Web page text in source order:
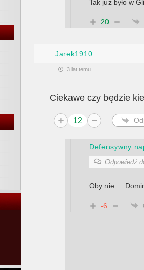
Tak już było w
20
Jarek1910
3 lat temu
Ciekawe czy będzie
12
Defensywny
Odpowiedź
Oby
-6